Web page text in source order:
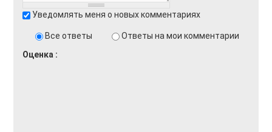
Уведомлять меня о новых комментариях
Все ответы
Ответы на мои комментарии
Оценка